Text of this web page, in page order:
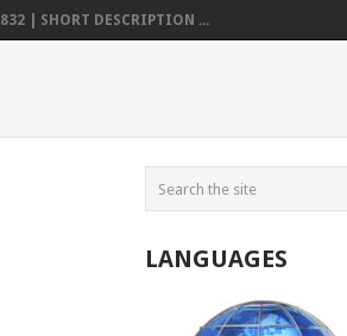
832 | SHORT DESCRIPTION ...
LANGUAGES